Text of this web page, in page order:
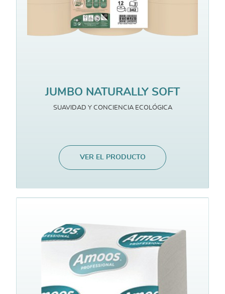
JUMBO NATURALLY SOFT
SUAVIDAD Y CONCIENCIA ECOLÓGICA
VER EL PRODUCTO